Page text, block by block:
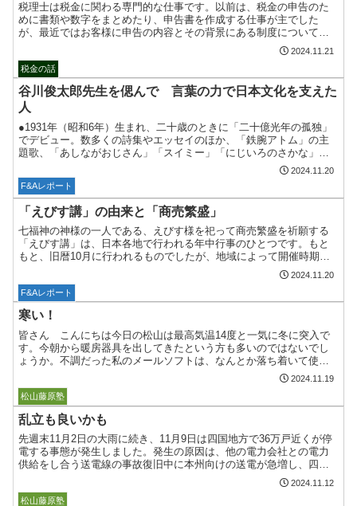
税理士は税金に関わる専門的な仕事です。以前は、税金の申告のた
めに書類や数字をまとめたり、申告書を作成する仕事が主でした
が、最近ではお客様に申告の内容とその背景にある制度について説
明する役割が大きくなってきました。なぜ制度について触れるかと
言...
2024.11.21
税金の話
谷川俊太郎先生を偲んで 言葉の力で日本文化を支えた
人
●1931年（昭和6年）生まれ、二十歳のときに「二十億光年の孤独」
でデビュー。数多くの詩集やエッセイのほか、「鉄腕アトム」の主
題歌、「あしながおじさん」「スイミー」「にじいろのさかな」
「ピーナッツ（スヌーピー）」などの翻訳でも有名な天才詩人...
2024.11.20
F&Aレポート
「えびす講」の由来と「商売繁盛」
七福神の神様の一人である、えびす様を祀って商売繁盛を祈願する
「えびす講」は、日本各地で行われる年中行事のひとつです。もと
もと、旧暦10月に行われるものでしたが、地域によって開催時期が
異なるようです。ちなみに広島では、胡子大祭（えべっさん）と...
2024.11.20
F&Aレポート
寒い！
皆さん こんにちは今日の松山は最高気温14度と一気に冬に突入で
す。今朝から暖房器具を出してきたという方も多いのではないでし
ょうか。不調だった私のメールソフトは、なんとか落ち着いて使え
るところまで来ました。私の場合、毎日数十本近い迷惑メールと...
2024.11.19
ボストーク
松山藤原塾
乱立も良いかも
先週末11月2日の大雨に続き、11月9日は四国地方で36万戸近くが停
電する事態が発生しました。発生の原因は、他の電力会社との電力
供給をし合う送電線の事故復旧中に本州向けの送電が急増し、四国
に供給する電源が不足したためということのようです。そ...2024.11.12
ボストーク
松山藤原塾